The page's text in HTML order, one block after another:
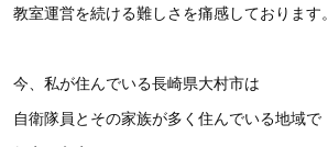
教室運営を続ける難しさを痛感しております。
今、私が住んでいる長崎県大村市は
自衛隊員とその家族が多く住んでいる地域で